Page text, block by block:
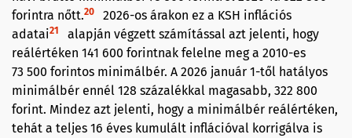
forintra nőtt.20
2026-os árakon ez a KSH inflációs
adatai21
alapján végzett számítással azt jelenti, hogy
reálértéken 141 600 forintnak felelne meg a 2010-es
73 500 forintos minimálbér. A 2026 január 1-től hatályos
minimálbér ennél 128 százalékkal magasabb, 322 800
forint. Mindez azt jelenti, hogy a minimálbér reálértéken,
tehát a teljes 16 éves kumulált inflációval korrigálva is